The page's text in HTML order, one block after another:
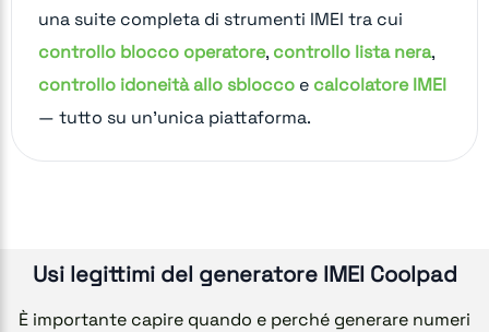
una suite completa di strumenti IMEI tra cui
controllo blocco operatore, controllo lista nera,
controllo idoneità allo sblocco e calcolatore IMEI
— tutto su un'unica piattaforma.
Usi legittimi del generatore IMEI Coolpad
È importante capire quando e perché generare numeri